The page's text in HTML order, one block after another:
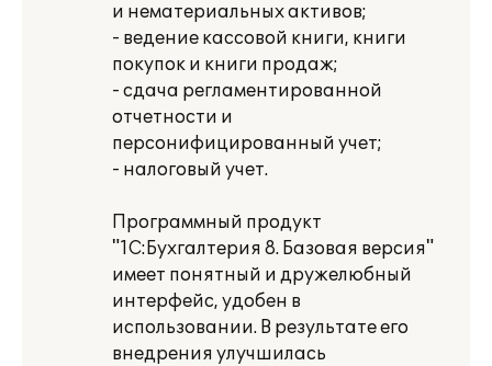
и нематериальных активов;
- ведение кассовой книги, книги
покупок и книги продаж;
- сдача регламентированной
отчетности и
персонифицированный учет;
- налоговый учет.
Программный продукт
"1С:Бухгалтерия 8. Базовая версия"
имеет понятный и дружелюбный
интерфейс, удобен в
использовании. В результате его
внедрения улучшилась